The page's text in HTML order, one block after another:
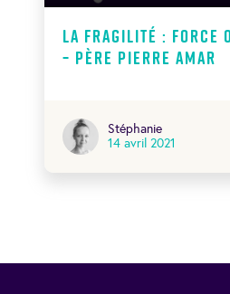
La fragilité : force
– Père Pierre Amar
Stéphanie
14 avril 2021